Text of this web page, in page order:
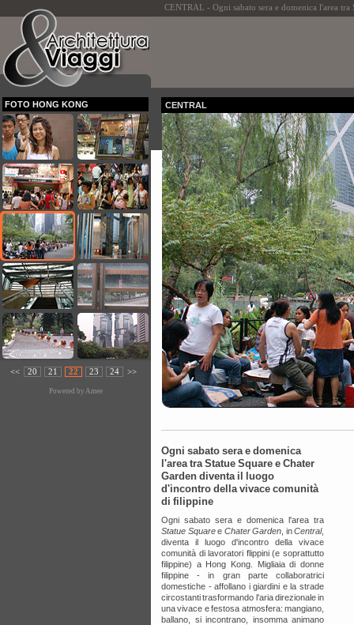
CENTRAL - Ogni sabato sera e domenica l'area
FOTO HONG KONG
<< 20 21 22 23 24 >>
Powered by Amee
CENTRAL
Ogni sabato sera e domenica
l'area tra Statue Square e Chater
Garden diventa il luogo
d'incontro della vivace comunità
di filippine
Ogni sabato sera e domenica l'area tra
Statue Squaree Chater Garden , inCentral,
diventa il luogo d'incontro della vivace
comunità di lavoratori flippini (e soprattutto
filippine) a Hong Kong. Migliaia di donne
filippine - in gran parte collaboratrici
domestiche - affollano i giardini e la strade
circostanti trasformando l'aria direzionale in
una vivace e festosa atmosfera: mangiano,
ballano, si incontrano, insomma animano